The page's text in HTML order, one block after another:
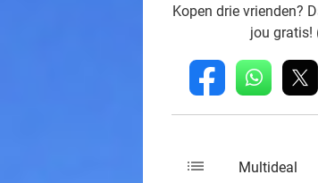
Kopen drie vrienden?
jou gratis!
fb whatsapp
list Multideal